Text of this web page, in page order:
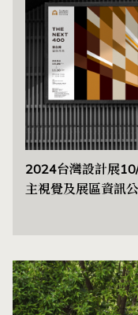
2024台灣設計展
主視覺及展區資訊